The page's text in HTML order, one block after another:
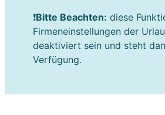
❗Bitte Beachten: diese
Firmeneinstellungen der
deaktiviert sein und steht
Verfügung.